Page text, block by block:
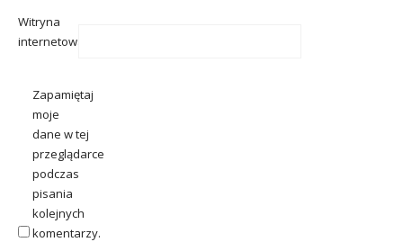
Witryna
internetowa
Zapamiętaj
moje
dane w tej
przeglądarce
podczas
pisania
kolejnych
komentarzy.